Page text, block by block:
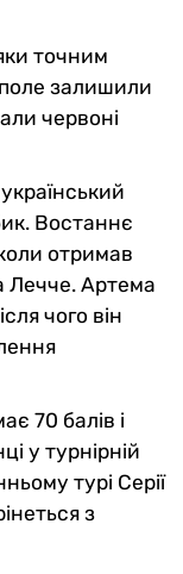
точним
залишили
червоні
Востаннє
отримав
Лечче. Артема
чого він
70 балів і
у турнірній
турі Серії
з